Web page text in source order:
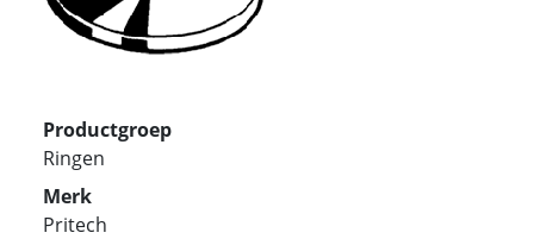
Productgroep
Ringen
Merk
Pritech